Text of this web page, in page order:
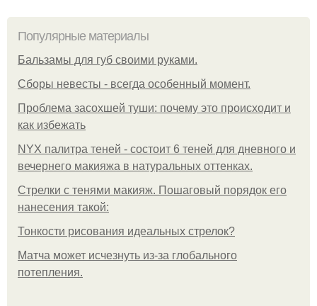
Популярные материалы
Бальзамы для губ своими руками.
Сборы невесты - всегда особенный момент.
Проблема засохшей туши: почему это происходит и
как избежать
NYX палитра теней - состоит 6 теней для дневного и
вечернего макияжа в натуральных оттенках.
Стрелки с тенями макияж. Пошаговый порядок его
нанесения такой:
Тонкости рисования идеальных стрелок?
Матча может исчезнуть из-за глобального
потепления.